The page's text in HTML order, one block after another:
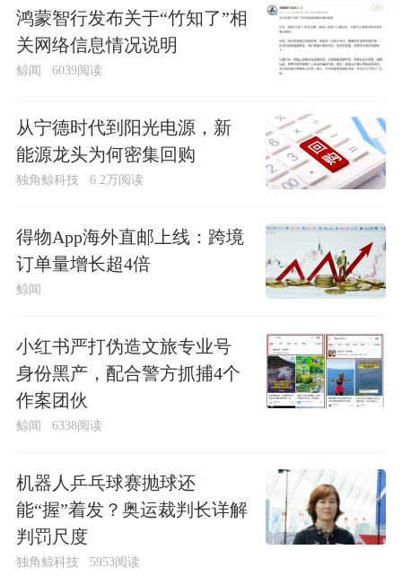
鸿蒙智行发布关于“竹知了”相
关网络信息情况说明
鲸闻 6039阅读
从宁德时代到阳光电源，新
能源龙头为何密集回购
独角鲸科技 6.2万阅读
得物App海外直邮上线：跨境
订单量增长超4倍
鲸闻
小红书严打伪造文旅专业号
身份黑产，配合警方抓捕4个
作案团伙
鲸闻 6338阅读
机器人乒乓球赛抛球还
能“握”着发？奥运裁判长详解
判罚尺度
独角鲸科技 5953阅读